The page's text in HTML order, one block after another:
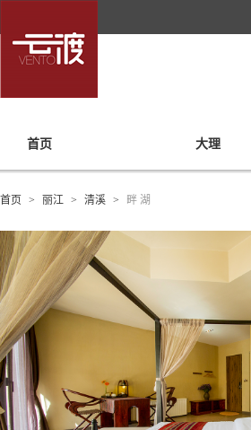
首页 大理
首页 > 丽江 > 清溪 > 畔 湖